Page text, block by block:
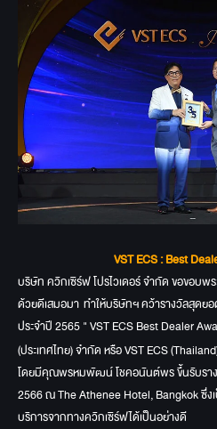
VST ECS : Best
บริษัท ควิกเซิร์ฟ โปรไวเดอร์ จำกัด ขอขอบ
ด้วยดีเสมอมา ทำให้บริษัทฯ คว้ารางวัลสุด
ประจำปี 2565 " VST ECS Best Dealer
(ประเทศไทย) จำกัด หรือ VST ECS
โดยมีคุณพรหมพัฒน์ โชคอนันต์พร ขึ้นรับรา
2566 ณ The Athenee Hotel, Bangkok ซึ่
บริการจากทางควิกเซิร์ฟได้เป็นอย่างดี